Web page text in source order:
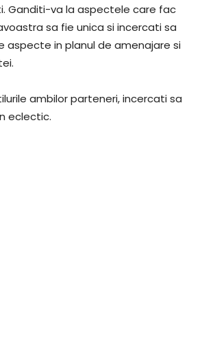
Ganditi-va la aspectele care fac
sa fie unica si incercati sa
aspecte in planul de amenajare si
ambilor parteneri, incercati sa
eclectic.